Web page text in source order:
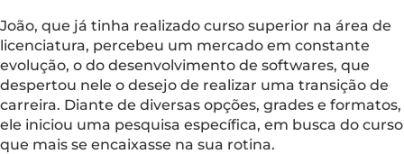
João, que já tinha realizado curso superior na área de
licenciatura, percebeu um mercado em constante
evolução, o do desenvolvimento de softwares, que
despertou nele o desejo de realizar uma transição de
carreira. Diante de diversas opções, grades e formatos,
ele iniciou uma pesquisa específica, em busca do curso
que mais se encaixasse na sua rotina.